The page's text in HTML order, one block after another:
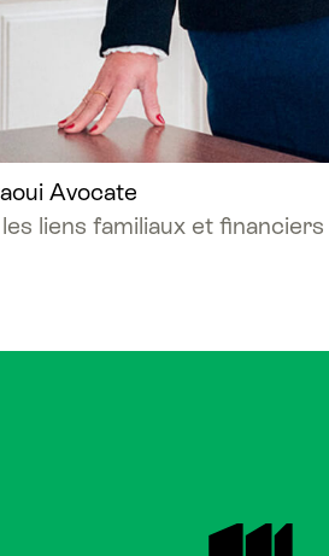
Avocate
liens familiaux et